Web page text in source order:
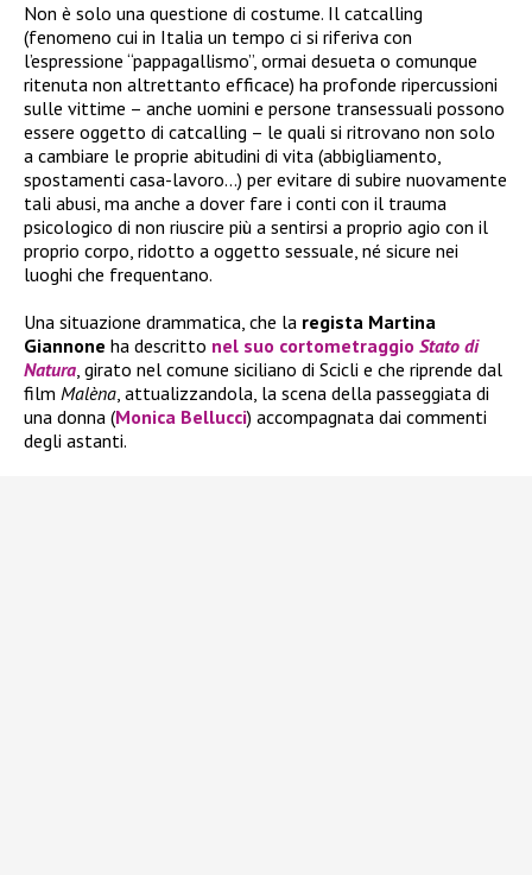
Non è solo una questione di costume. Il catcalling
(fenomeno cui in Italia un tempo ci si riferiva con
l’espressione “pappagallismo”, ormai desueta o comunque
ritenuta non altrettanto efficace) ha profonde ripercussioni
sulle vittime – anche uomini e persone transessuali possono
essere oggetto di catcalling – le quali si ritrovano non solo
a cambiare le proprie abitudini di vita (abbigliamento,
spostamenti casa-lavoro…) per evitare di subire nuovamente
tali abusi, ma anche a dover fare i conti con il trauma
psicologico di non riuscire più a sentirsi a proprio agio con il
proprio corpo, ridotto a oggetto sessuale, né sicure nei
luoghi che frequentano.
Una situazione drammatica, che la regista Martina
Giannone ha descritto nel suo cortometraggio Stato di
Natura, girato nel comune siciliano di Scicli e che riprende dal
film Malèna, attualizzandola, la scena della passeggiata di
una donna (Monica Bellucci) accompagnata dai commenti
degli astanti.